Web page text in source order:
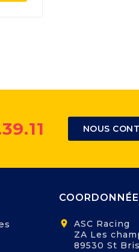
NOUS
location_on
ASC Racing
ZA Les
89530 St